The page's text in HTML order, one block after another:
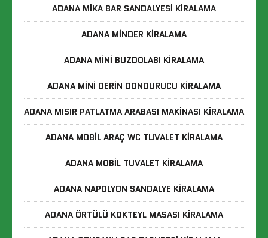
ADANA MIKA BAR SANDALYESI KIRALAMA
ADANA MINDER KIRALAMA
ADANA MINI BUZDOLABI KIRALAMA
ADANA MINI DERIN DONDURUCU KIRALAMA
ADANA MISIR PATLATMA ARABASI MAKINASI KIRALAMA
ADANA MOBIL ARAÇ WC TUVALET KIRALAMA
ADANA MOBIL TUVALET KIRALAMA
ADANA NAPOLYON SANDALYE KIRALAMA
ADANA ÖRTÜLÜ KOKTEYL MASASI KIRALAMA